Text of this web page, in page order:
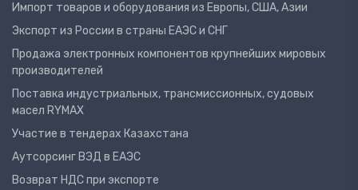
Импорт товаров и оборудования из Европы, США, Азии
Экспорт из России в страны ЕАЭС и СНГ
Продажа электронных компонентов крупнейших мировых
производителей
Поставка индустриальных, трансмиссионных, судовых
масел RYMAX
Участие в тендерах Казахстана
Аутсорсинг ВЭД в ЕАЭС
Возврат НДС при экспорте